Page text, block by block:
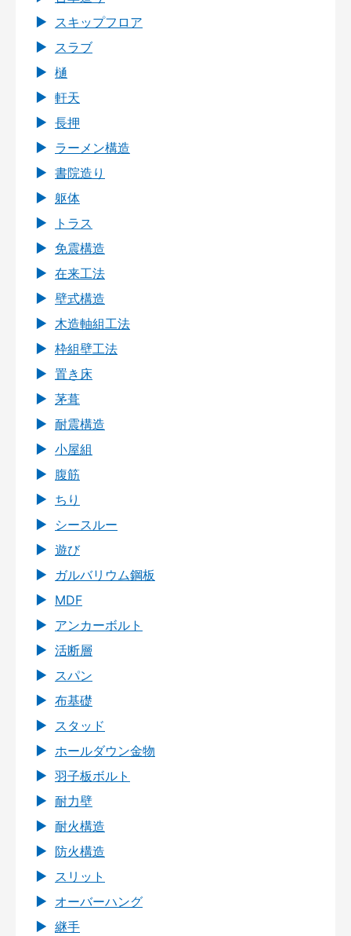
スキップフロア
スラブ
樋
軒天
長押
ラーメン構造
書院造り
躯体
トラス
免震構造
在来工法
壁式構造
木造軸組工法
枠組壁工法
置き床
茅葺
耐震構造
小屋組
腹筋
ちり
シースルー
遊び
ガルバリウム鋼板
MDF
アンカーボルト
活断層
スパン
布基礎
スタッド
ホールダウン金物
羽子板ボルト
耐力壁
耐火構造
防火構造
スリット
オーバーハング
継手